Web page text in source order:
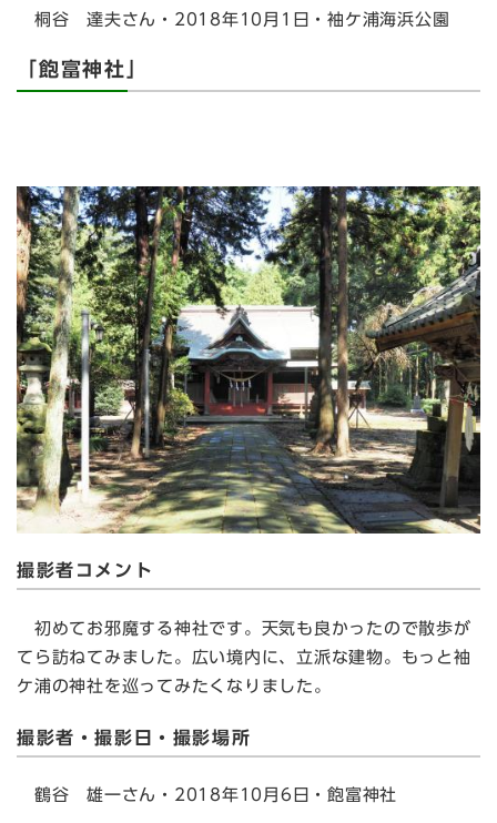
桐谷 達夫さん・2018年10月1日・袖ケ浦海浜公園
「飽富神社」
撮影者コメント
初めてお邪魔する神社です。天気も良かったので散歩が
てら訪ねてみました。広い境内に、立派な建物。もっと袖
ケ浦の神社を巡ってみたくなりました。
撮影者・撮影日・撮影場所
鶴谷 雄一さん・2018年10月6日・飽富神社